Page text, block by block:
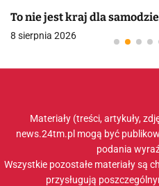
To nie jest kraj dla
8 sierpnia 2026
Materiały (treści, artykuły,
news.24tm.pl mogą być
podania
Wszystkie pozostałe materiały są
przysługują